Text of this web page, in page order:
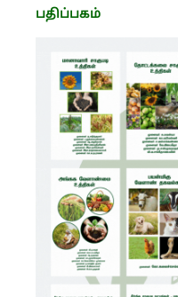
பதிப்பகம்